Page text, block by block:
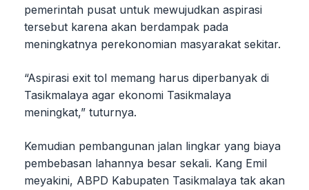
pemerintah pusat untuk mewujudkan aspirasi
tersebut karena akan berdampak pada
meningkatnya perekonomian masyarakat sekitar.
“Aspirasi exit tol memang harus diperbanyak di
Tasikmalaya agar ekonomi Tasikmalaya
meningkat,” tuturnya.
Kemudian pembangunan jalan lingkar yang biaya
pembebasan lahannya besar sekali. Kang Emil
meyakini, ABPD Kabupaten Tasikmalaya tak akan